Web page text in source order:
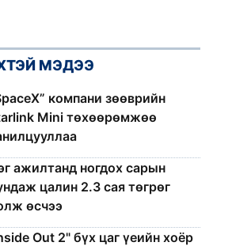
МЭДЭЭ
компани зөөврийн
Mini төхөөрөмжөө
ажилтанд ногдох сарын
цалин 2.3 сая төгрөг
өсчээ
Out 2" бүх цаг үеийн хоёр